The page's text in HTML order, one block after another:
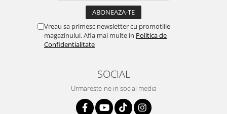
Vreau sa primesc newsletter cu promotiile
magazinului. Afla mai multe in Politica de
Confidentialitate
SOCIAL
Urmareste-ne in social media